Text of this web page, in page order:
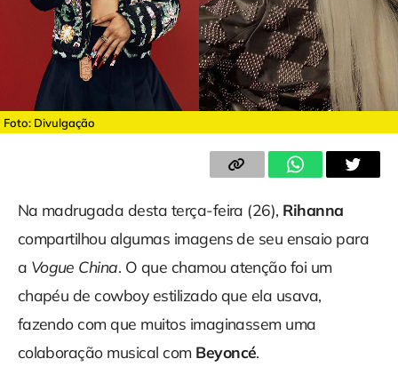
Foto: Divulgação
Na madrugada desta terça-feira (26), Rihanna
compartilhou algumas imagens de seu ensaio para
a Vogue China. O que chamou atenção foi um
chapéu de cowboy estilizado que ela usava,
fazendo com que muitos imaginassem uma
colaboração musical com Beyoncé.